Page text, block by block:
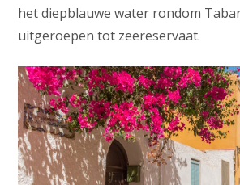
het diepblauwe water rondom
uitgeroepen tot zeereservaat.